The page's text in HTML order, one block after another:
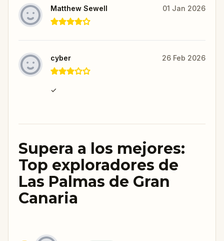
Matthew Sewell 01 Jan 2026
cyber 26 Feb 2026
✓
Supera a los mejores:
Top exploradores de
Las Palmas de Gran
Canaria